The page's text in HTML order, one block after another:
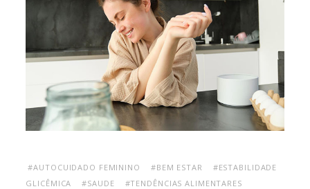
#AUTOCUIDADO FEMININO #BEM ESTAR
#ESTABILIDADE
GLICÊMICA
#SAUDE #TENDÊNCIAS ALIMENTARES